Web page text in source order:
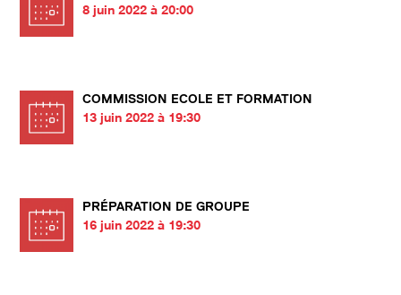
8 juin 2022 à 20:00
COMMISSION ECOLE ET FORMATION
13 juin 2022 à 19:30
PRÉPARATION DE GROUPE
16 juin 2022 à 19:30